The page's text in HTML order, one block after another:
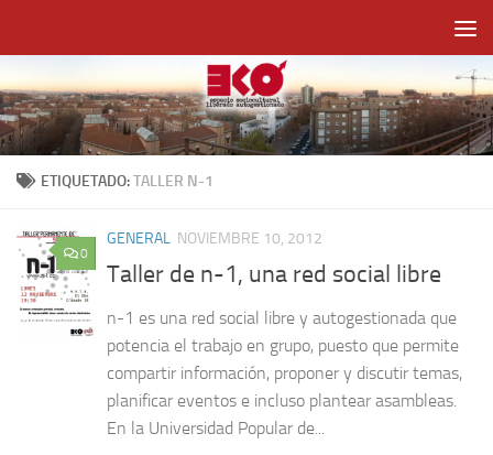
ETIQUETADO:TALLER N-1
0
GENERAL NOVIEMBRE 10, 2012
Taller de n-1, una red social libre
n-1 es una red social libre y autogestionada que
potencia el trabajo en grupo, puesto que permite
compartir información, proponer y discutir temas,
planificar eventos e incluso plantear asambleas.
En la Universidad Popular de...